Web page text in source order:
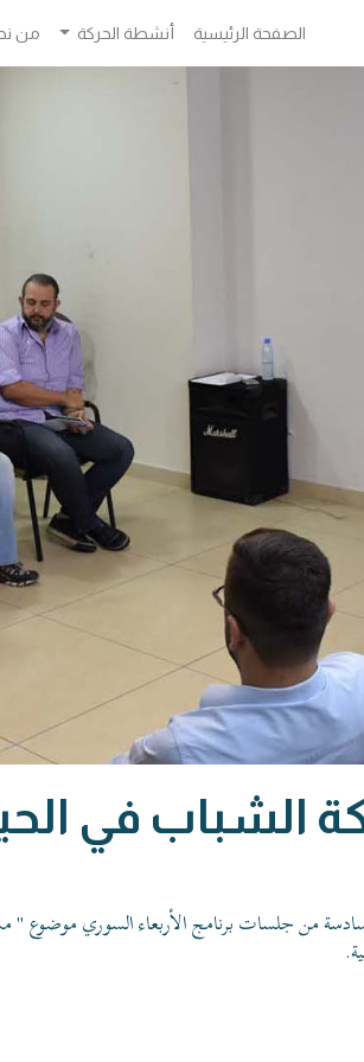
الصفحة الرئيسية أنشطة الحركة من
الشباب في
الأربعاء السوريموضوع "